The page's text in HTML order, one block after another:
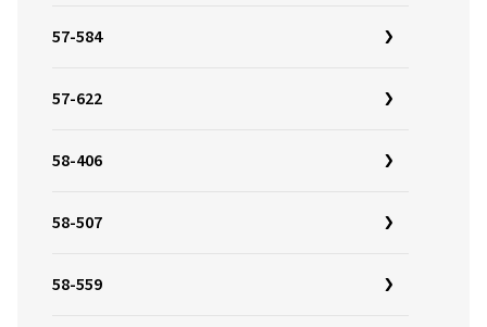
57-584
57-622
58-406
58-507
58-559